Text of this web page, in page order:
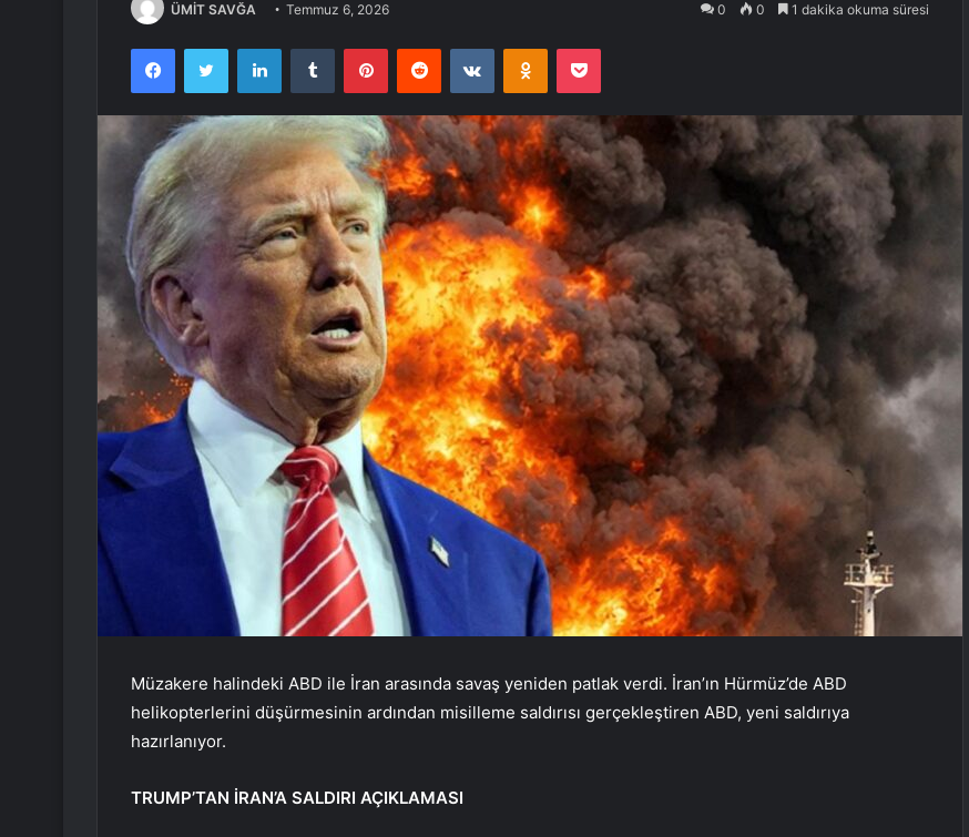
ÜMİT SAVĞA Temmuz 6, 2026 0 0 1 dakika okuma süresi
FacebookTwitter LinkedInTumblr PinterestReddit VKontakteOdnoklassniki
Pocket
Müzakere halindeki ABD ile İran arasında savaş yeniden patlak verdi. İran’ın Hürmüz’de ABD
helikopterlerini düşürmesinin ardından misilleme saldırısı gerçekleştiren ABD, yeni saldırıya
hazırlanıyor.
TRUMP’TAN İRAN’A SALDIRI AÇIKLAMASI